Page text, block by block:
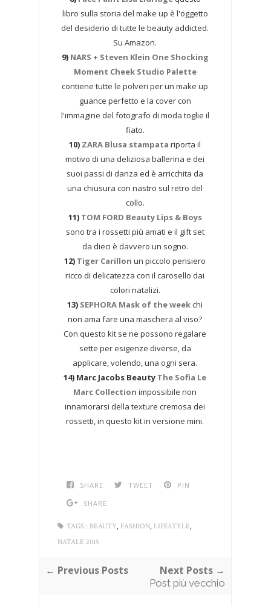
libro sulla storia del make up è l'oggetto
del desiderio di tutte le beauty addicted.
Su Amazon.
9) NARS + Steven Klein One Shocking
Moment Cheek Studio Palette
contiene tutte le polveri per un make up
guance perfetto e la cover con
l'immagine del fotografo di moda toglie il
fiato.
10) ZARA Blusa stampata riporta il
motivo di una deliziosa ballerina e dei
suoi passi di danza ed è arricchita da
una chiusura con nastro sul retro del
collo.
11) TOM FORD Beauty Lips & Boys
sono tra i rossetti più amati e il gift set
da dieci è davvero un sogno.
12) Tiger Carillon un piccolo pensiero
ricco di delicatezza con il carosello dai
colori natalizi.
13) SEPHORA Mask of the weekchi
non ama fare una maschera al viso?
Con questo kit se ne possono regalare
sette per esigenze diverse, da
applicare, volendo, una ogni sera.
14) Marc Jacobs Beauty The Sofia Le
Marc Collection impossibile non
innamorarsi della texture cremosa dei
rossetti, in questo kit in versione mini.
SHARE TWEET
PIN
SHARE
TAGS : BEAUTY, FASHION, LIFESTYLE,
NATALE 2015
← Previous Posts Next Posts →
Post più vecchio